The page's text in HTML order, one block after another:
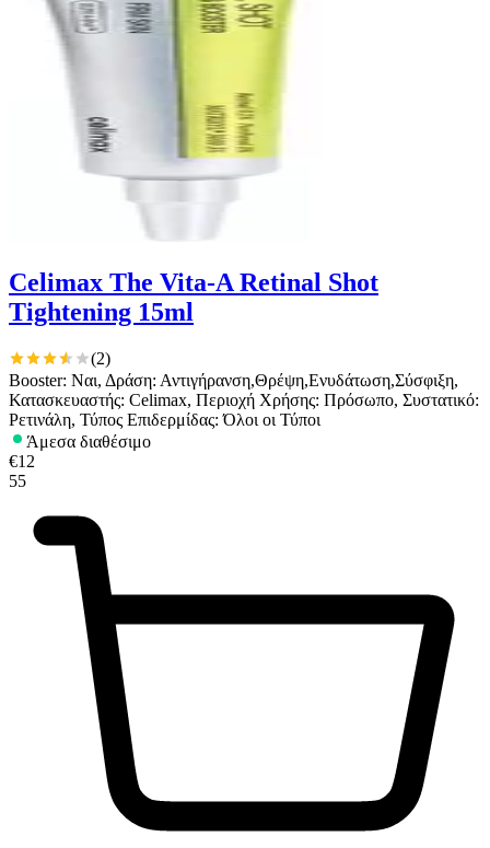
Celimax The Vita-A Retinal Shot
Tightening 15ml
(2)
Booster: Ναι, Δράση: Αντιγήρανση,Θρέψη,Ενυδάτωση,Σύσφιξη,
Κατασκευαστής: Celimax, Περιοχή Χρήσης: Πρόσωπο, Συστατικό:
Ρετινάλη, Τύπος Επιδερμίδας: Όλοι οι Τύποι
Άμεσα διαθέσιμο
€12
55